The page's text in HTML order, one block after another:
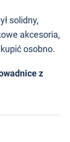
solidny,
akcesoria,
osobno.
z